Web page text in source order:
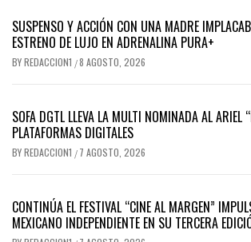
SUSPENSO Y ACCIÓN CON UNA MADRE
ESTRENO DE LUJO EN ADRENALINA PURA+
BYREDACCION1 /8 AGOSTO, 2026
SOFA DGTL LLEVA LA MULTI NOMINADA AL ARIEL
PLATAFORMAS DIGITALES
BYREDACCION1 / 7 AGOSTO, 2026
CONTINÚA EL FESTIVAL “CINE AL MARGEN”
MEXICANO INDEPENDIENTE EN SU TERCERA